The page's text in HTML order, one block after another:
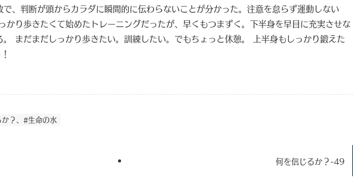
、判断が頭からカラダに瞬間的に伝わらないことが分かった。注意を怠らず運動しない
かり歩きたくて始めたトレーニングだったが、早くもつまずく。下半身を早目に充実させな
まだまだしっかり歩きたい。訓練したい。でもちょっと休憩。 上半身もしっかり鍛えた
？、#生命の水
何を信じるか？-49